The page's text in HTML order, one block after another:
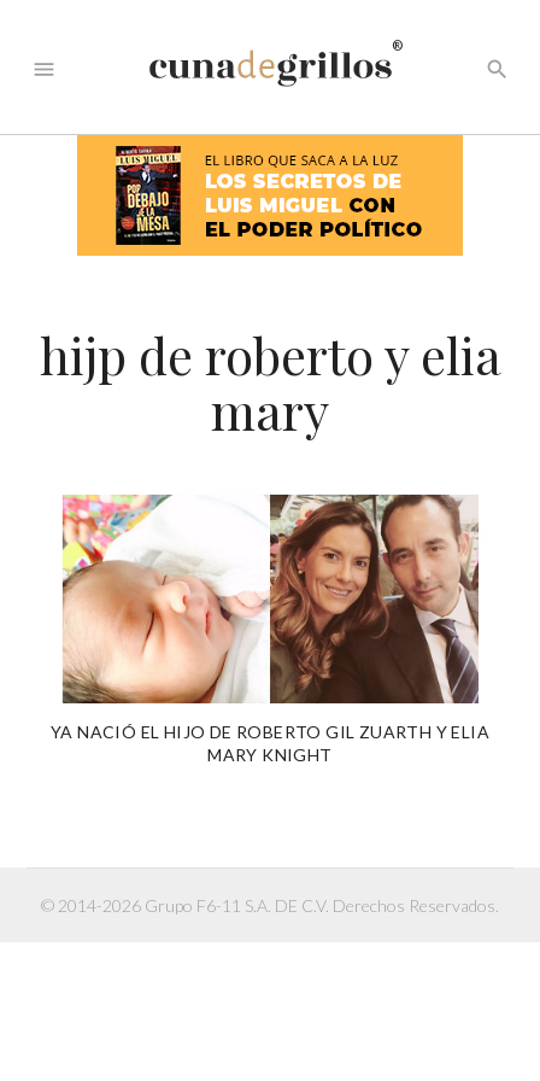
menu
®
search
hijp de roberto y elia
mary
YA NACIÓ EL HIJO DE ROBERTO GIL ZUARTH Y ELIA
MARY KNIGHT
© 2014-2026 Grupo F6-11 S.A. DE C.V. Derechos Reservados.